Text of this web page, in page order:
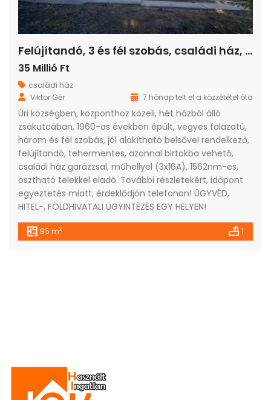
Felújítandó, 3 és fél szobás, családi ház, garázzsal, Úriban eladó!
35 Millió Ft
családi ház
Viktor Gér
7 hónap telt el a közzététel óta
Úri községben, központhoz közeli, hét házból álló
zsákutcában, 1960-as években épült, vegyes falazatú,
három és fél szobás, jól alakítható belsővel rendelkező,
felújítandó, tehermentes, azonnal birtokba vehető,
családi ház garázzsal, műhellyel (3x16A), 1562nm-es,
osztható telekkel eladó. További részletekért, időpont
egyeztetés miatt, érdeklődjön telefonon! ÜGYVÉD,
HITEL-, FÖLDHIVATALI ÜGYINTÉZÉS EGY HELYEN!
85 m2 1